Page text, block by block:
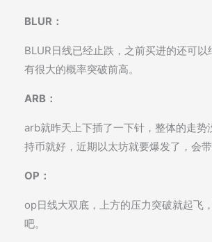
BLUR ：
BLUR日线已经止跌，之前买进的还可以
有很大的概率突破前高。
ARB：
arb就昨天上下插了一下针，整体的走势
持币就好，近期以太坊就要爆发了，会带
OP：
op日线大双底，上方的压力突破就起飞
吧。